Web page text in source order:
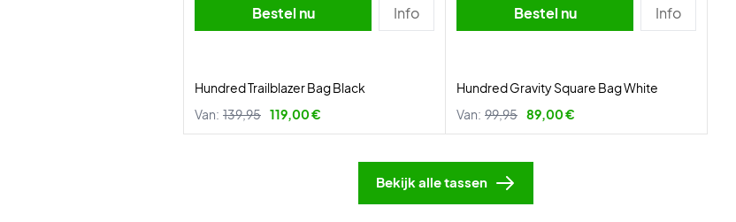
Bestel nu Info
Hundred Trailblazer Bag Black
Van: 139,95 119,00 €
Bestel nu Info
Hundred Gravity Square Bag White
Van: 99,95 89,00 €
Bekijk alle tassen